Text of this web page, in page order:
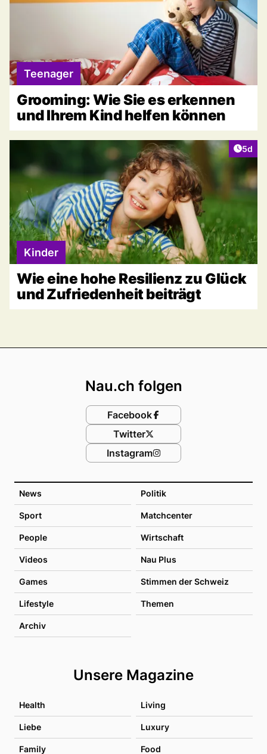
Teenager
Grooming: Wie Sie es erkennen
und Ihrem Kind helfen können
5d
Kinder
Wie eine hohe Resilienz zu Glück
und Zufriedenheit beiträgt
News Politik
Sport Matchcenter
People Wirtschaft
Videos Nau Plus
Games Stimmen der Schweiz
Lifestyle Themen
Archiv
Unsere Magazine
Health Living
Liebe Luxury
Family Food
Nau.ch folgen
Facebook
Twitter
Instagram